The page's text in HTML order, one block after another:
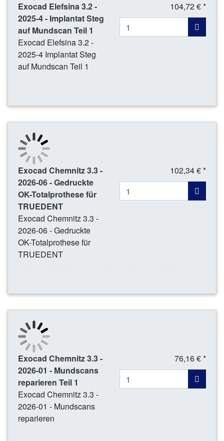
Exocad Elefsina 3.2 -
2025-4 - Implantat Steg
auf Mundscan Teil 1
Exocad Elefsina 3.2 -
2025-4 Implantat Steg
auf Mundscan Teil 1
104,72 € *
Exocad Chemnitz 3.3 -
2026-06 - Gedruckte
OK-Totalprothese für
TRUEDENT
Exocad Chemnitz 3.3 -
2026-06 - Gedruckte
OK-Totalprothese für
TRUEDENT
102,34 € *
Exocad Chemnitz 3.3 -
2026-01 - Mundscans
reparieren Teil 1
Exocad Chemnitz 3.3 -
2026-01 - Mundscans
reparieren
76,16 € *